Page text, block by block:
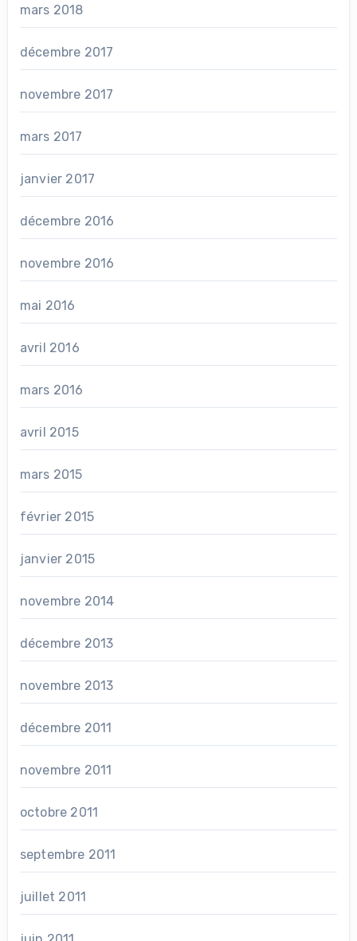
mars 2018
décembre 2017
novembre 2017
mars 2017
janvier 2017
décembre 2016
novembre 2016
mai 2016
avril 2016
mars 2016
avril 2015
mars 2015
février 2015
janvier 2015
novembre 2014
décembre 2013
novembre 2013
décembre 2011
novembre 2011
octobre 2011
septembre 2011
juillet 2011